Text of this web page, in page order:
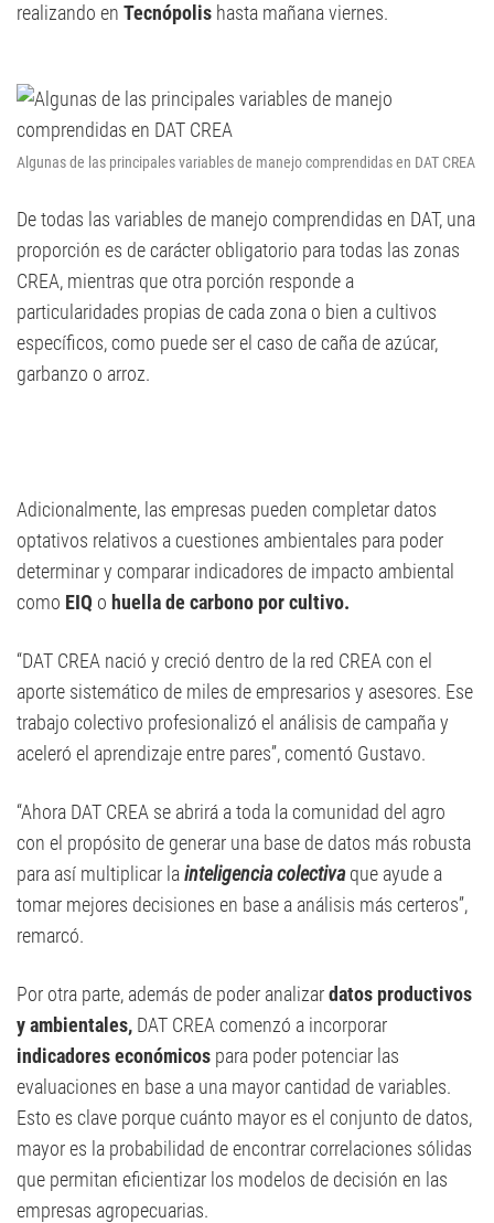
realizando en Tecnópolis hasta mañana viernes.
Algunas de las principales variables de manejo comprendidas en DAT CREA
De todas las variables de manejo comprendidas en DAT, una
proporción es de carácter obligatorio para todas las zonas
CREA, mientras que otra porción responde a
particularidades propias de cada zona o bien a cultivos
específicos, como puede ser el caso de caña de azúcar,
garbanzo o arroz.
Adicionalmente, las empresas pueden completar datos
optativos relativos a cuestiones ambientales para poder
determinar y comparar indicadores de impacto ambiental
como EIQ o huella de carbono por cultivo.
“DAT CREA nació y creció dentro de la red CREA con el
aporte sistemático de miles de empresarios y asesores. Ese
trabajo colectivo profesionalizó el análisis de campaña y
aceleró el aprendizaje entre pares”, comentó Gustavo.
“Ahora DAT CREA se abrirá a toda la comunidad del agro
con el propósito de generar una base de datos más robusta
para así multiplicar lainteligencia colectivaque ayude a
tomar mejores decisiones en base a análisis más certeros”,
remarcó.
Por otra parte, además de poder analizardatos productivos
y ambientales, DAT CREA comenzó a incorporar
indicadores económicos para poder potenciar las
evaluaciones en base a una mayor cantidad de variables.
Esto es clave porque cuánto mayor es el conjunto de datos,
mayor es la probabilidad de encontrar correlaciones sólidas
que permitan eficientizar los modelos de decisión en las
empresas agropecuarias.